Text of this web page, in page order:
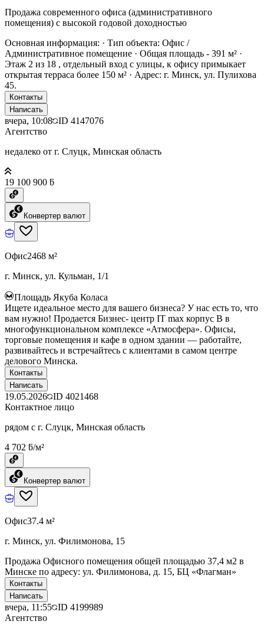
Продажа современного офиса (административного
помещения) с высокой годовой доходностью
Основная информация: · Тип объекта: Офис /
Административное помещение · Общая площадь - 391 м² ·
Этаж 2 из 18 , отдельный вход с улицы, к офису примыкает
открытая терраса более 150 м² · Адрес: г. Минск, ул. Пулихова
45.
Контакты
Написать
вчера, 10:08 ID 4147076
Агентство
недалеко от г. Слуцк, Минская область
19 100 900 ƃ
Конвертер валют
Офис2468 м²
г. Минск, ул. Кульман, 1/1
Площадь Якуба Коласа
Ищете идеальное место для вашего бизнеса? У нас есть то, что
вам нужно! Продается Бизнес- центр IT max корпус B в
многофункциональном комплексе «Атмосфера». Офисы,
торговые помещения и кафе в одном здании — работайте,
развивайтесь и встречайтесь с клиентами в самом центре
делового Минска.
Контакты
Написать
19.05.2026 ID 4021468
Контактное лицо
рядом с г. Слуцк, Минская область
4 702 ƃ/м²
Конвертер валют
Офис37.4 м²
г. Минск, ул. Филимонова, 15
Продажа Офисного помещения общей площадью 37,4 м2 в
Минске по адресу: ул. Филимонова, д. 15, БЦ «Флагман»
Контакты
Написать
вчера, 11:55 ID 4199989
Агентство